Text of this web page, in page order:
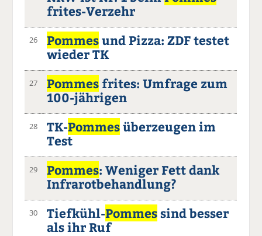
frites-Verzehr
26 Pommesund Pizza: ZDF testet
wieder TK
27 Pommes frites: Umfrage zum
100-jährigen
28 TK-Pommesüberzeugen im
Test
29 Pommes: Weniger Fett dank
Infrarotbehandlung?
30 Tiefkühl-Pommessind besser
als ihr Ruf